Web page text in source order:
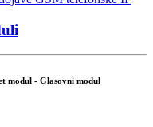
modul - Glasovni modul